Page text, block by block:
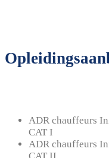
ADR chauffeurs
CAT I
ADR chauffeurs